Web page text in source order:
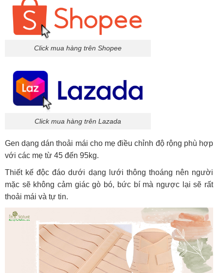
Click mua hàng trên Shopee
Click mua hàng trên Lazada
Gen dạng dán thoải mái cho mẹ điều chỉnh độ rộng phù hợp
với các mẹ từ 45 đến 95kg.
Thiết kế độc đáo dưới dạng lưới thông thoáng nên người
mặc sẽ không cảm giác gò bó, bức bí mà ngược lại sẽ rất
thoải mái và tự tin.